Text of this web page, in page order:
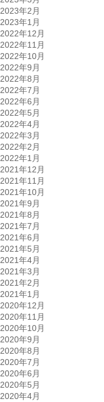
2023年2月
2023年1月
2022年12月
2022年11月
2022年10月
2022年9月
2022年8月
2022年7月
2022年6月
2022年5月
2022年4月
2022年3月
2022年2月
2022年1月
2021年12月
2021年11月
2021年10月
2021年9月
2021年8月
2021年7月
2021年6月
2021年5月
2021年4月
2021年3月
2021年2月
2021年1月
2020年12月
2020年11月
2020年10月
2020年9月
2020年8月
2020年7月
2020年6月
2020年5月
2020年4月